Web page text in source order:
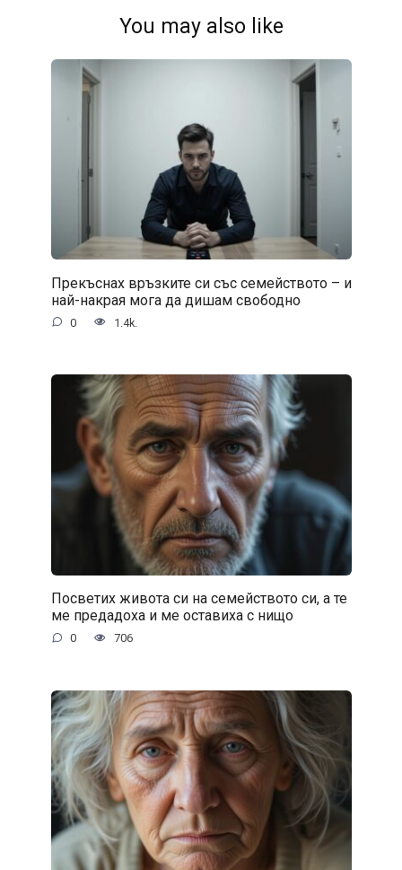
You may also like
Прекъснах връзките си със семейството – и
най-накрая мога да дишам свободно
0 1.4k.
Посветих живота си на семейството си, а те
ме предадоха и ме оставиха с нищо
0 706